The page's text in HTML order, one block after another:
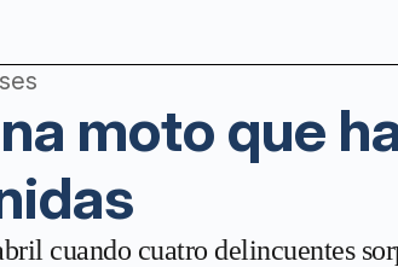
moto que
cuando cuatro delincuentes